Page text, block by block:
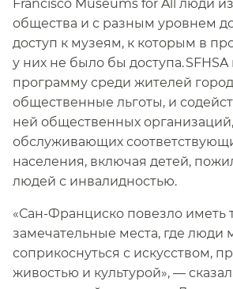
Francisco Museums for All люди
общества и с разным уровнем
доступ к музеям, к которым в
у них не было бы доступа. SFHSA
программу среди жителей
общественные льготы, и
ней общественных организаций,
обслуживающих
населения, включая детей,
людей с инвалидностью.​​
«Сан-Франциско повезло иметь
замечательные места, где люди
соприкоснуться с искусством,
живостью и культурой», —